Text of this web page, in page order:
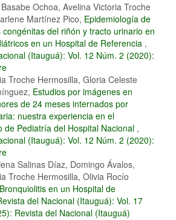
Ochoa, Avelina Victoria Troche
Martínez Pico, Epidemiología de
del riñón y tracto urinario en
en un Hospital de Referencia ,
(Itauguá): Vol. 12 Núm. 2 (2020):
Troche Hermosilla, Gloria Celeste
Estudios por imágenes en
de 24 meses internados por
nuestra experiencia en el
de Pediatría del Hospital Nacional ,
(Itauguá): Vol. 12 Núm. 2 (2020):
Salinas Díaz, Domingo Ávalos,
Troche Hermosilla, Olivia Rocío
Bronquiolitis en un Hospital de
del Nacional (Itauguá): Vol. 17
Revista del Nacional (Itauguá)